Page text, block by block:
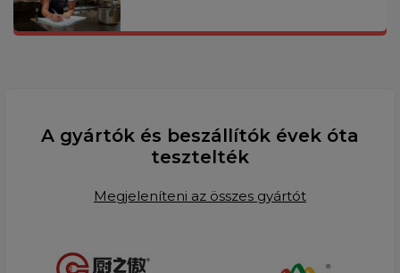
A gyártók és beszállítók évek óta
tesztelték
Megjeleníteni az összes gyártót